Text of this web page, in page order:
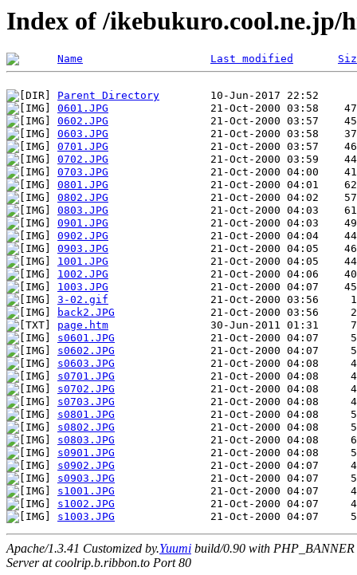
Index of /ikebukuro.cool.ne.jp/
Name Last modified
Parent Directory
0601.JPG
0602.JPG
0603.JPG
0701.JPG
0702.JPG
0703.JPG
0801.JPG
0802.JPG
0803.JPG
0901.JPG
0902.JPG
0903.JPG
1001.JPG
1002.JPG
1003.JPG
3-02.gif
back2.JPG
page.htm
s0601.JPG
s0602.JPG
s0603.JPG
s0701.JPG
s0702.JPG
s0703.JPG
s0801.JPG
s0802.JPG
s0803.JPG
s0901.JPG
s0902.JPG
s0903.JPG
s1001.JPG
s1002.JPG
s1003.JPG
Apache/1.3.41 Customized by.Yuumi build/0.90 with PHP_BANNER
Server at coolrip.b.ribbon.to Port 80